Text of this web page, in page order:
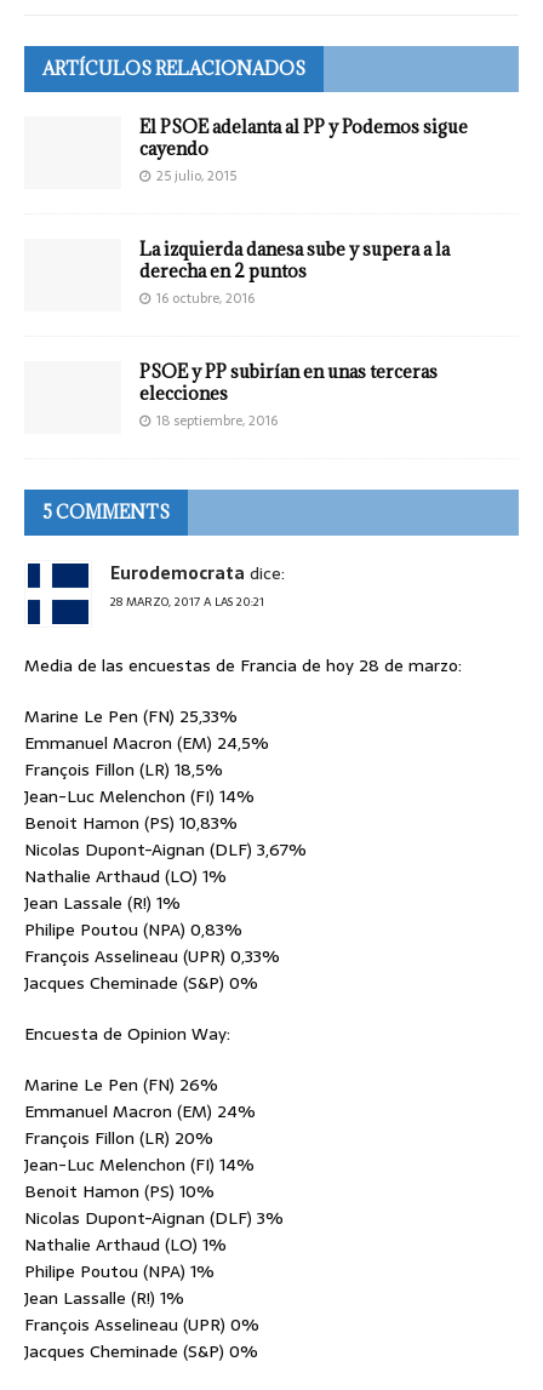
ARTÍCULOS RELACIONADOS
El PSOE adelanta al PP y Podemos sigue
cayendo
25 julio, 2015
La izquierda danesa sube y supera a la
derecha en 2 puntos
16 octubre, 2016
PSOE y PP subirían en unas terceras
elecciones
18 septiembre, 2016
5 COMMENTS
Eurodemocrata dice:
28 MARZO, 2017 A LAS 20:21
Media de las encuestas de Francia de hoy 28 de marzo:
Marine Le Pen (FN) 25,33%
Emmanuel Macron (EM) 24,5%
François Fillon (LR) 18,5%
Jean-Luc Melenchon (FI) 14%
Benoit Hamon (PS) 10,83%
Nicolas Dupont-Aignan (DLF) 3,67%
Nathalie Arthaud (LO) 1%
Jean Lassale (R!) 1%
Philipe Poutou (NPA) 0,83%
François Asselineau (UPR) 0,33%
Jacques Cheminade (S&P) 0%
Encuesta de Opinion Way:
Marine Le Pen (FN) 26%
Emmanuel Macron (EM) 24%
François Fillon (LR) 20%
Jean-Luc Melenchon (FI) 14%
Benoit Hamon (PS) 10%
Nicolas Dupont-Aignan (DLF) 3%
Nathalie Arthaud (LO) 1%
Philipe Poutou (NPA) 1%
Jean Lassalle (R!) 1%
François Asselineau (UPR) 0%
Jacques Cheminade (S&P) 0%